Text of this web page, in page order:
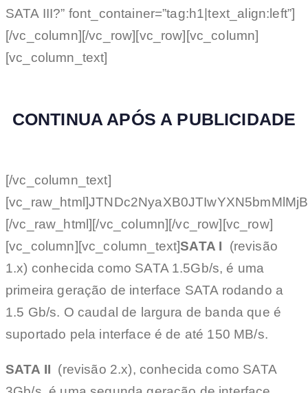
SATA III?” font_container=”tag:h1|text_align:left”]
[/vc_column][/vc_row][vc_row][vc_column]
[vc_column_text]
CONTINUA APÓS A PUBLICIDADE
[/vc_column_text]
[/vc_raw_html][/vc_column][/vc_row][vc_row]
[vc_column][vc_column_text]SATA I
(revisão
1.x) conhecida como SATA 1.5Gb/s, é uma
primeira geração de interface SATA rodando a
1.5 Gb/s. O caudal de largura de banda que é
suportado pela interface é de até 150 MB/s.
SATA II (revisão 2.x), conhecida como SATA